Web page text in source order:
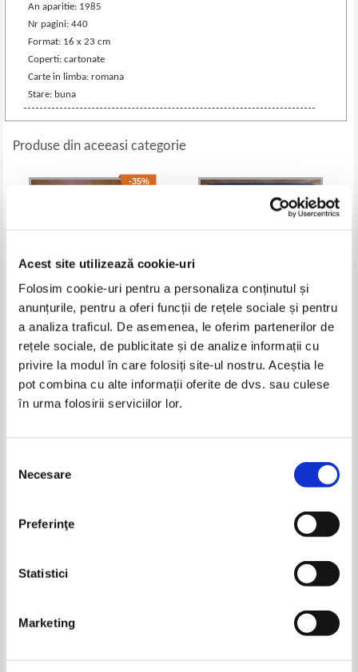
Acest site utilizează cookie-uri
Folosim cookie-uri pentru a personaliza conținutul și
anunțurile, pentru a oferi funcții de rețele sociale și pentru
a analiza traficul. De asemenea, le oferim partenerilor de
rețele sociale, de publicitate și de analize informații cu
privire la modul în care folosiți site-ul nostru. Aceștia le
pot combina cu alte informații oferite de dvs. sau culese
în urma folosirii serviciilor lor.
consimțământului
Necesare
Preferinţe
Statistici
Marketing
An aparitie: 1985
Nr pagini: 440
Format: 16 x 23 cm
Coperti: cartonate
Carte in limba: romana
Stare: buna
Produse din aceeasi categorie
-35%
Carol Vorderman - Help Your
Kids With Maths
Pret:63,00Lei 40,95 Lei
Adaugă în coș
N. Mihaileanu - Geometrie
analitica, proiectiva si
diferentiala
Pret:43,00 Lei
Olga Martin - Probleme de
analiza numerica
Rodica Mihaela Danet - De la
intuitia geometrica la algebra